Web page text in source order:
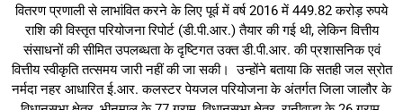
वितरण प्रणाली से लाभांवित करने के लिए पूर्व में वर्ष 2016 में 449.82 करोड़ रुपये
राशि की विस्तृत परियोजना रिपोर्ट (डी.पी.आर.) तैयार की गई थी, लेकिन वित्तीय
संसाधनों की सीमित उपलब्धता के दृष्टिगत उक्त डी.पी.आर. की प्रशासनिक एवं
वित्तीय स्वीकृति तत्समय जारी नहीं की जा सकी। उन्होंने बताया कि सतही जल स्रोत
नर्मदा नहर आधारित ई.आर. कलस्टर पेयजल परियोजना के अंतर्गत जिला जालौर के